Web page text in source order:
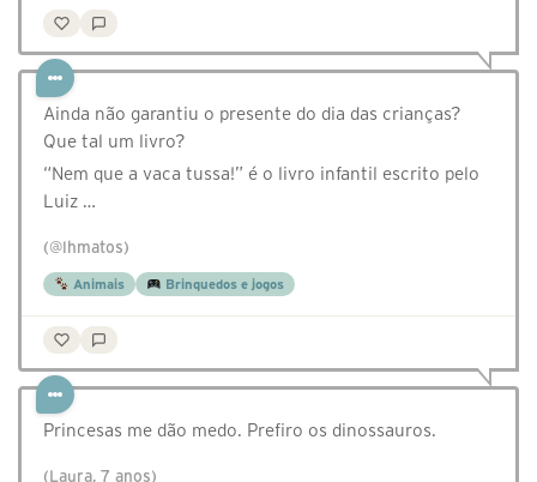
Ainda não garantiu o presente do dia das crianças?
Que tal um livro?
“Nem que a vaca tussa!” é o livro infantil escrito pelo
Luiz …
(@lhmatos)
Animais Brinquedos e jogos
Princesas me dão medo. Prefiro os dinossauros.
(Laura, 7 anos)